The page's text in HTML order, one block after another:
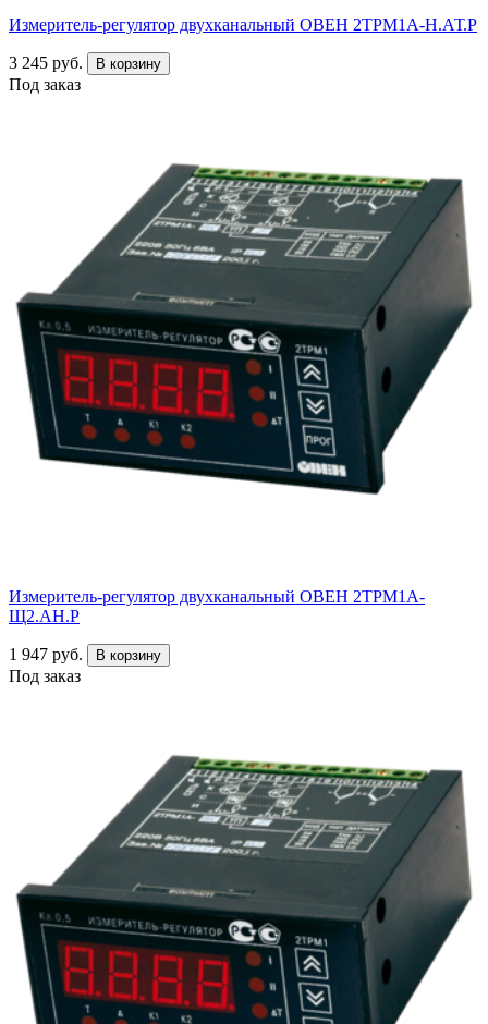
Измеритель-регулятор двухканальный ОВЕН 2ТРМ1А-Н.АТ.Р
3 245 руб. В корзину
Под заказ
Измеритель-регулятор двухканальный ОВЕН 2ТРМ1А-
Щ2.АН.Р
1 947 руб. В корзину
Под заказ